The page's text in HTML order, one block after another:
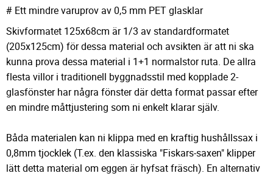
# Ett mindre varuprov av 0,5 mm PET glasklar
Skivformatet 125x68cm är 1/3 av standardformatet
(205x125cm) för dessa material och avsikten är att ni ska
kunna prova dessa material i 1+1 normalstor ruta. De allra
flesta villor i traditionell byggnadsstil med kopplade 2-
glasfönster har några fönster där detta format passar efter
en mindre måttjustering som ni enkelt klarar själv.
Båda materialen kan ni klippa med en kraftig hushållssax i
0,8mm tjocklek (T.ex. den klassiska "Fiskars-saxen" klipper
lätt detta material om eggen är hyfsat fräsch). En alternativ